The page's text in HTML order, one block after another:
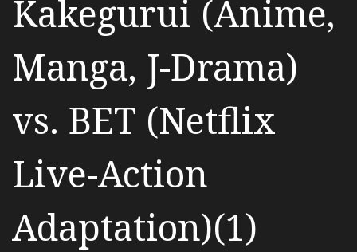
Kakegurui (Anime,
Manga, J-Drama)
vs. BET (Netflix
Live-Action
Adaptation)(1)